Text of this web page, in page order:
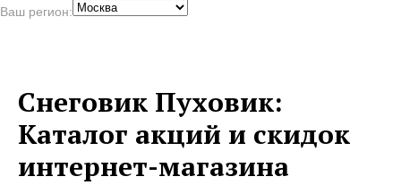
Ваш регион:
Снеговик Пуховик:
Каталог акций и скидок
интернет-магазина